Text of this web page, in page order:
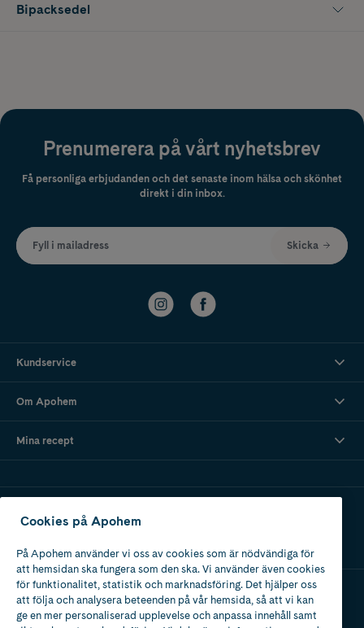
Bipacksedel
Prenumerera på vårt nyhetsbrev
Få personliga erbjudanden och det senaste inom hälsa och skönhet
direkt i din inbox.
Fyll i mailadress Skicka
Kundservice
Om Apohem
Mina recept
Apotek med tillstånd
av Läkemedelsverket
Cookies på Apohem
På Apohem använder vi oss av cookies som är nödvändiga för
att hemsidan ska fungera som den ska. Vi använder även cookies
för funktionalitet, statistik och marknadsföring. Det hjälper oss
att följa och analysera beteenden på vår hemsida, så att vi kan
ge en mer personaliserad upplevelse och anpassa innehåll samt